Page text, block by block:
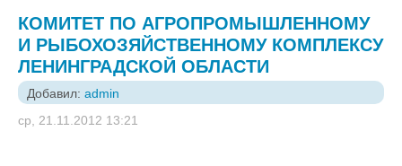
КОМИТЕТ ПО АГРОПРОМЫШЛЕННОМУ
И РЫБОХОЗЯЙСТВЕННОМУ КОМПЛЕКСУ
ЛЕНИНГРАДСКОЙ ОБЛАСТИ
Добавил: admin
ср, 21.11.2012 13:21